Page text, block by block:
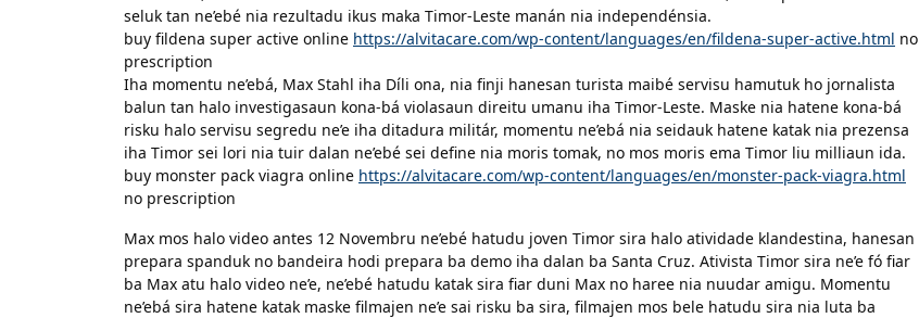
seluk tan ne’ebé nia rezultadu ikus maka Timor-Leste manán nia independénsia.
buy fildena super active online https://alvitacare.com/wp-content/languages/en/fildena-super-active.html no
prescription
Iha momentu ne’ebá, Max Stahl iha Díli ona, nia finji hanesan turista maibé servisu hamutuk ho jornalista
balun tan halo investigasaun kona-bá violasaun direitu umanu iha Timor-Leste. Maske nia hatene kona-bá
risku halo servisu segredu ne’e iha ditadura militár, momentu ne’ebá nia seidauk hatene katak nia prezensa
iha Timor sei lori nia tuir dalan ne’ebé sei define nia moris tomak, no mos moris ema Timor liu milliaun ida.
buy monster pack viagra online https://alvitacare.com/wp-content/languages/en/monster-pack-viagra.html
no prescription
Max mos halo video antes 12 Novembru ne’ebé hatudu joven Timor sira halo atividade klandestina, hanesan
prepara spanduk no bandeira hodi prepara ba demo iha dalan ba Santa Cruz. Ativista Timor sira ne’e fó fiar
ba Max atu halo video ne’e, ne’ebé hatudu katak sira fiar duni Max no haree nia nuudar amigu. Momentu
ne’ebá sira hatene katak maske filmajen ne’e sai risku ba sira, filmajen mos bele hatudu sira nia luta ba